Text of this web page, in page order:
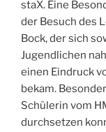
staX. Eine
der Besuch des
Bock, der sich
Jugendlichen
einen Eindruck
bekam.
Schülerin vom
durchsetzen